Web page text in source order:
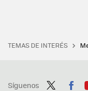
TEMAS DE INTERÉS
Síguenos